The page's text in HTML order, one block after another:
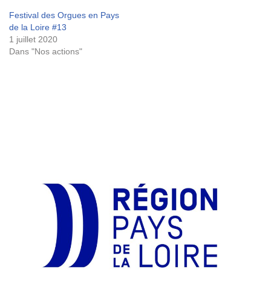
Festival des Orgues en Pays
de la Loire #13
1 juillet 2020
Dans "Nos actions"